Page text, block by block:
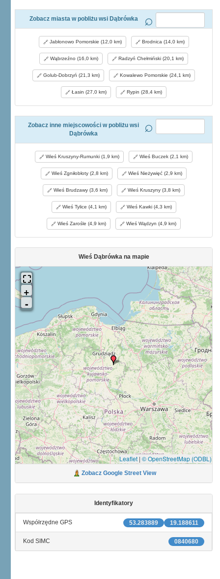
Zobacz miasta w pobliżu wsi Dąbrówka
Jabłonowo Pomorskie (12,0 km) Brodnica (14,0 km)
Wąbrzeźno (16,0 km) Radzyń Chełmiński (20,1 km)
Golub-Dobrzyń (21,3 km) Kowalewo Pomorskie (24,1 km)
Łasin (27,0 km) Rypin (28,4 km)
Zobacz inne miejscowości w pobliżu wsi
Dąbrówka
Wieś Kruszyny-Rumunki (1,9 km) Wieś Buczek (2,1 km)
Wieś Zgniłobłoty (2,8 km) Wieś Nieżywięć (2,9 km)
Wieś Brudzawy (3,6 km) Wieś Kruszyny (3,8 km)
Wieś Tylice (4,1 km) Wieś Kawki (4,3 km)
Wieś Zarośle (4,9 km) Wieś Wądzyn (4,9 km)
Wieś Dąbrówka na mapie
Leaflet | © OpenStreetMap (ODBL)
Zobacz Google Street View
Identyfikatory
19.188611
53.283889
Współrzędne GPS
0840680
Kod SIMC